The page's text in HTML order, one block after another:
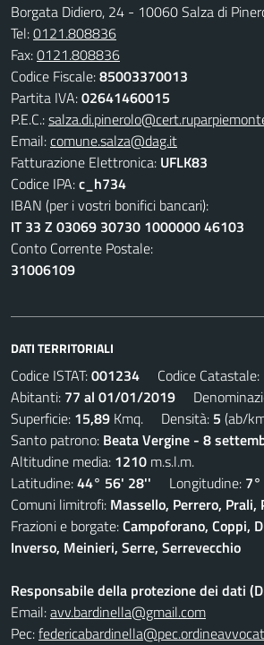
Borgata Didiero, 24 - 10060 Salza di
Tel:0121.808836
Fax:0121.808836
Codice Fiscale:85003370013
Partita IVA:02641460015
P.E.C.:
Email:comune.salza@dag.it
Fatturazione Elettronica: UFLK83
Codice IPA:c_h734
IBAN (per i vostri bonifici bancari):
IT 33 Z 03069 30730 1000000 46103
Conto Corrente Postale:
31006109
DATI TERRITORIALI
Codice ISTAT:001234 Codice Catastale:
Abitanti: 77 al 01/01/2019
Superficie: 15,89 Kmq. Densità: 5 (ab/
Santo patrono: Beata Vergine - 8
Altitudine media: 1210 m.s.l.m.
Latitudine:44° 56' 28'' Longitudine:
Comuni limitrofi: Massello, Perrero, Prali,
Frazioni e borgate:Campoforano, Coppi,
Inverso, Meinieri, Serre, Serrevecchio
Responsabile della protezione dei dati
Email:avv.bardinella@gmail.com
Pec: